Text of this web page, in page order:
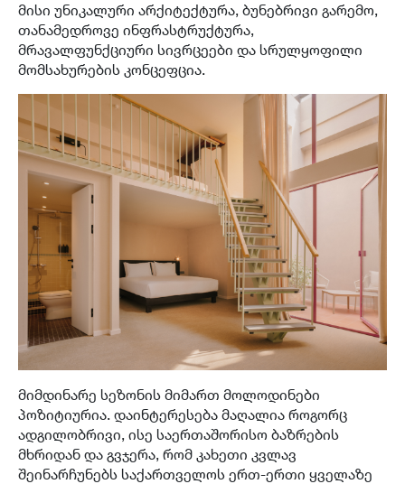
მისი უნიკალური არქიტექტურა, ბუნებრივი გარემო,
თანამედროვე ინფრასტრუქტურა,
მრავალფუნქციური სივრცეები და სრულყოფილი
მომსახურების კონცეფცია.
მიმდინარე სეზონის მიმართ მოლოდინები
პოზიტიურია. დაინტერესება მაღალია როგორც
ადგილობრივი, ისე საერთაშორისო ბაზრების
მხრიდან და გვჯერა, რომ კახეთი კვლავ
შეინარჩუნებს საქართველოს ერთ-ერთი ყველაზე